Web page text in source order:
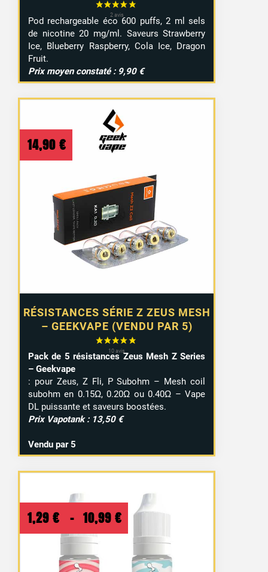
Pod rechargeable éco 600 puffs, 2 ml sels
de nicotine 20 mg/ml. Saveurs Strawberry
Ice, Blueberry Raspberry, Cola Ice, Dragon
Fruit.
Prix moyen constaté : 9,90 €
RÉSISTANCES SÉRIE Z ZEUS MESH
– GEEKVAPE (VENDU PAR 5)
14,90 €
Pack de 5 résistances Zeus Mesh Z Series
– Geekvape
: pour Zeus, Z Fli, P Subohm – Mesh coil
subohm en 0.15Ω, 0.20Ω ou 0.40Ω – Vape
DL puissante et saveurs boostées.
Prix Vapotank : 13,50 €
Vendu par 5
1,29 € – 10,99 €
Plage
de
prix :